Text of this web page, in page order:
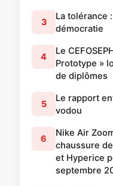
3
La tolérance
démocratie
4
Le
Prototype »
de diplômes
5
Le rapport
vodou
6
Nike Air
chaussure
et Hyperice
septembre